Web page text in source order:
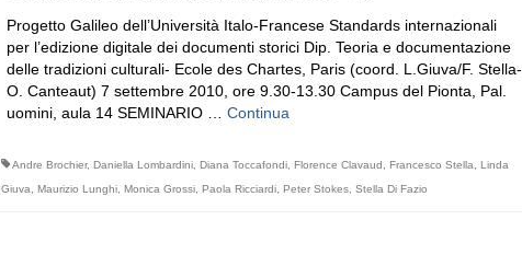
Progetto Galileo dell’Università Italo-Francese Standards internazionali
per l’edizione digitale dei documenti storici Dip. Teoria e documentazione
delle tradizioni culturali- Ecole des Chartes, Paris (coord. L.Giuva/F. Stella-
O. Canteaut) 7 settembre 2010, ore 9.30-13.30 Campus del Pionta, Pal.
uomini, aula 14 SEMINARIO … Continua
Andre Brochier, Daniella Lombardini, Diana Toccafondi, Florence Clavaud Francesco Stella
Linda
Giuva
Maurizio Lunghi, Monica Grossi, Paola Ricciardi, Peter Stokes, Stella Di Fazio